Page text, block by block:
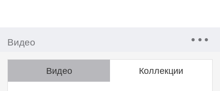
Видео
Видео Коллекции